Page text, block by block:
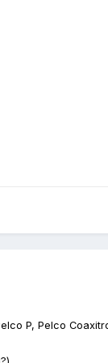
P, Pelco